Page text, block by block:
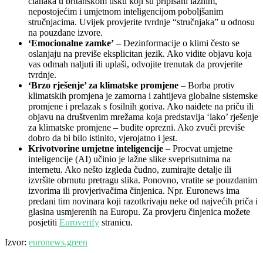
nepostojećim i umjetnom inteligencijom poboljšanim
stručnjacima. Uvijek provjerite tvrdnje “stručnjaka” u odnosu
na pouzdane izvore.
‘Emocionalne zamke’ – Dezinformacije o klimi često se
oslanjaju na previše eksplicitan jezik. Ako vidite objavu koja
vas odmah naljuti ili uplaši, odvojite trenutak da provjerite
tvrdnje.
‘Brzo rješenje’ za klimatske promjene – Borba protiv
klimatskih promjena je zamorna i zahtijeva globalne sistemske
promjene i prelazak s fosilnih goriva. Ako naiđete na priču ili
objavu na društvenim mrežama koja predstavlja ‘lako’ rješenje
za klimatske promjene – budite oprezni. Ako zvuči previše
dobro da bi bilo istinito, vjerojatno i jest.
Krivotvorine umjetne inteligencije – Procvat umjetne
inteligencije (AI) učinio je lažne slike sveprisutnima na
internetu. Ako nešto izgleda čudno, zumirajte detalje ili
izvršite obrnutu pretragu slika. Ponovno, vratite se pouzdanim
izvorima ili provjerivačima činjenica. Npr. Euronews ima
predani tim novinara koji razotkrivaju neke od najvećih priča i
glasina usmjerenih na Europu. Za provjeru činjenica možete
posjetiti Euroverify stranicu.
Izvor: euronews.green